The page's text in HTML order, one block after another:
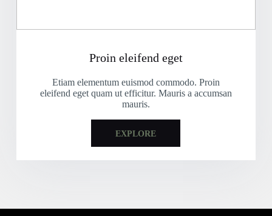
Proin eleifend eget
Etiam elementum euismod commodo. Proin
eleifend eget quam ut efficitur. Mauris a accumsan
mauris.
EXPLORE